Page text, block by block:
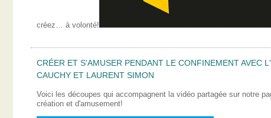
créez… à volonté!
CRÉER ET S'AMUSER PENDANT LE CONFINEMENT AVEC
CAUCHY ET LAURENT SIMON
Voici les découpes qui accompagnent la vidéo partagée sur notre
création et d'amusement!